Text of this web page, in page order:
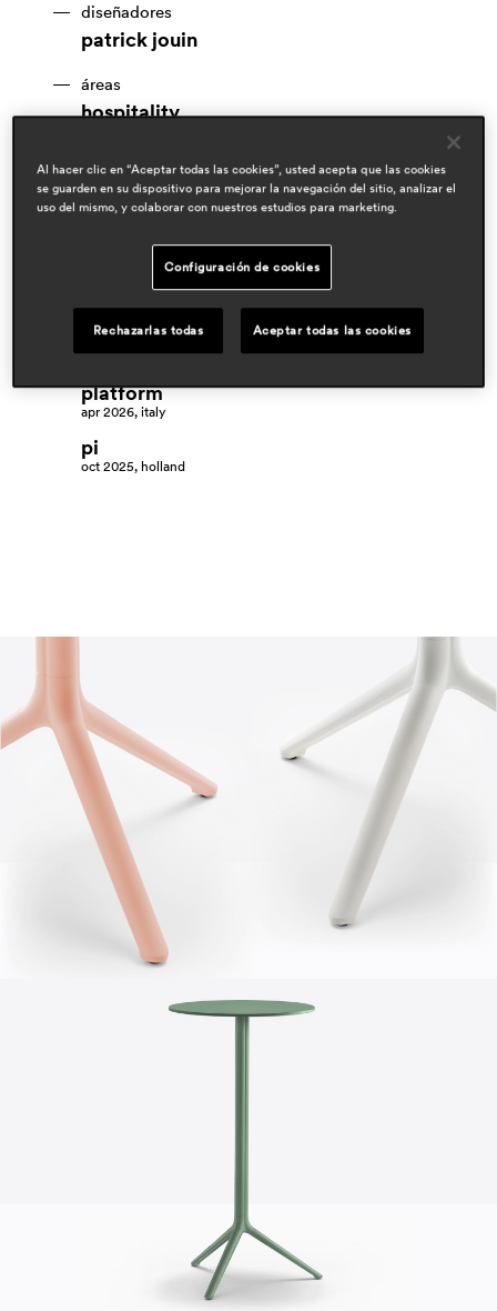
diseñadores
patrick jouin
áreas
hospitality
premios
prensa
coté paris
apr 2026, france
platform
apr 2026, italy
pi
oct 2025, holland
Al hacer clic en “Aceptar todas las cookies”, usted acepta que las cookies
se guarden en su dispositivo para mejorar la navegación del sitio, analizar el
uso del mismo, y colaborar con nuestros estudios para marketing.
Configuración de cookies
Rechazarlas todas Aceptar todas las cookies